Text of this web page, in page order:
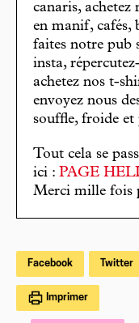
canaris, achetez
en manif, cafés,
faites notre pub
insta,
achetez nos t-
envoyez nous
souffle, froide et
Tout cela se
ici : PAGE
Merci mille fois
Facebook Twitter
Imprimer